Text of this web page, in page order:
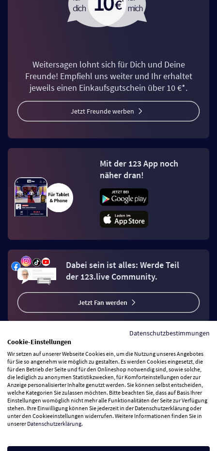
Weitersagen lohnt sich für Dich und Deine
Freunde! Empfiehl uns weiter und Ihr erhaltet
jeweils einen Einkaufsgutschein über 10 €*.
Jetzt Freunde werben
Mit der 123 App noch
näher dran!
Dabei sein ist alles: Werde Teil
der 123.live Community.
Jetzt Fan werden
Vertrag widerrufen
Zahlungsarten
Wir versenden mit
Datenschutzbestimmungen
Cookie-Einstellungen
Wir setzen auf unserer Webseite Cookies ein, um die Nutzung unseres Angebotes
für Sie so angenehm wie möglich zu gestalten. Es werden Cookies eingesetzt, die
für den Betrieb der Seite und für den Onlineshop notwendig sind, sowie solche,
die lediglich zu anonymen Statistikzwecken, für Komforteinstellungen oder zur
Anzeige personalisierter Inhalte genutzt werden. Sie können selbst entscheiden,
welche Kategorien Sie zulassen möchten. Bitte beachten Sie, dass auf Basis Ihrer
Einstellungen womöglich nicht mehr alle Funktionalitäten der Seite zur Verfügung
stehen. Ihre Einwilligung können Sie jederzeit in der Datenschutzerklärung oder
unter den Cookieeinstellungen widerrufen. Weitere Informationen finden Sie in
unsererDatenschutzerklärung.